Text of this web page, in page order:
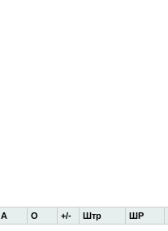
А О +/- Штр ШР